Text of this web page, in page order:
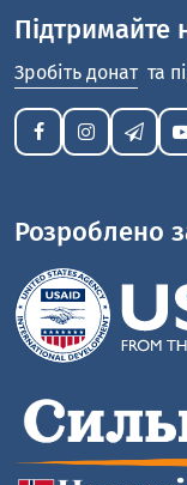
Підтримайте
Зробіть донат та
Розроблено